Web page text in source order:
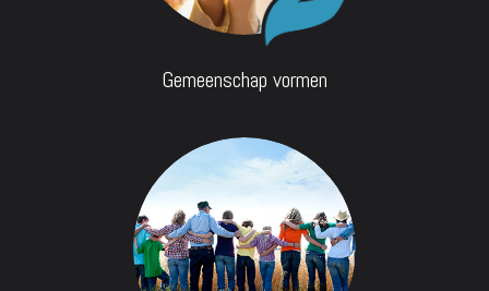
Gemeenschap vormen